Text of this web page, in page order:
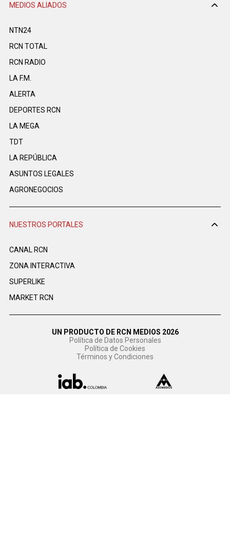
MEDIOS ALIADOS
NTN24
RCN TOTAL
RCN RADIO
LA F.M.
ALERTA
DEPORTES RCN
LA MEGA
TDT
LA REPÚBLICA
ASUNTOS LEGALES
AGRONEGOCIOS
NUESTROS PORTALES
CANAL RCN
ZONA INTERACTIVA
SUPERLIKE
MARKET RCN
UN PRODUCTO DE RCN MEDIOS 2026
Política de Datos Personales
Política de Cookies
Términos y Condiciones